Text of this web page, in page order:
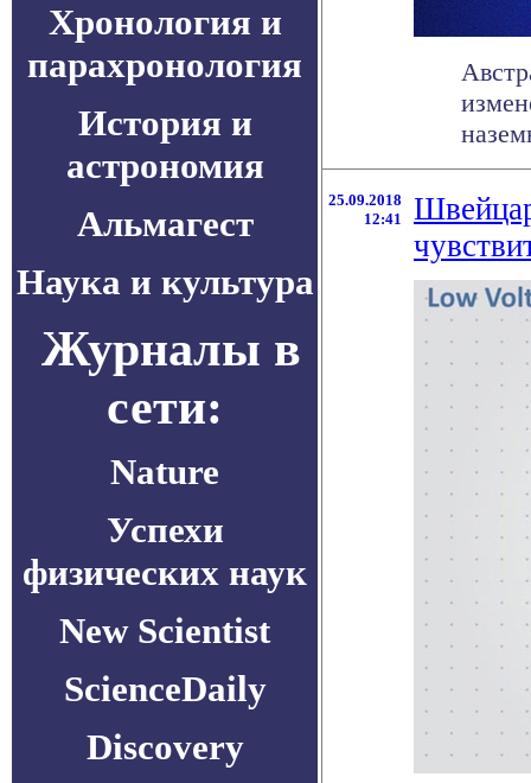
Хронология и
парахронология
История и
астрономия
Альмагест
Наука и культура
Журналы в
сети:
Nature
Успехи
физических наук
New Scientist
ScienceDaily
Discovery
25.09.2018
12:41